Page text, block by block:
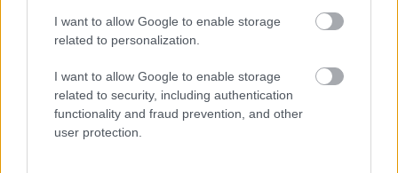
I want to allow Google to enable storage
related to personalization.
I want to allow Google to enable storage
related to security, including authentication
functionality and fraud prevention, and other
user protection.
Recenzje
Porównania
Co kupić
Porady
Promocje
FinTech